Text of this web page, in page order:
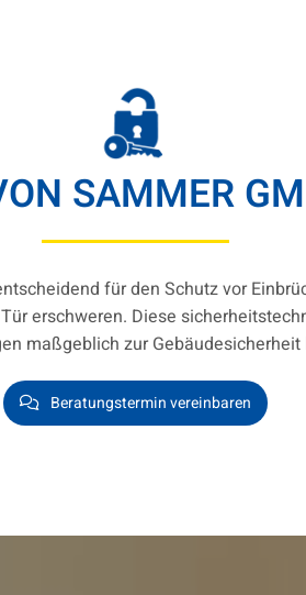
SAMMER
für den Schutz vor
erschweren. Diese
maßgeblich zur Gebäudesicherheit
Beratungstermin vereinbaren